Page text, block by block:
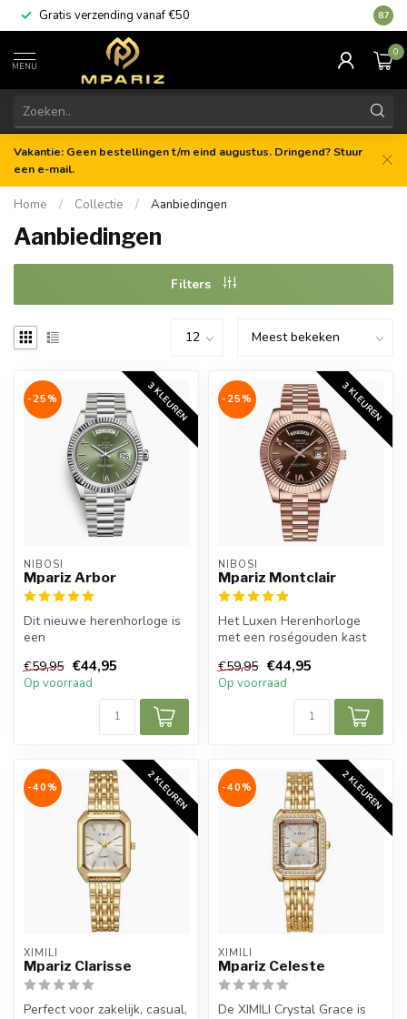
Gratis verzending vanaf €50 8.7
MENU
0
Vakantie: Geen bestellingen t/m eind augustus. Dringend? Stuur
een e-mail.
Home / Collectie / Aanbiedingen
Aanbiedingen
Filters
3 KLEUREN
-25%
NIBOSI
Mpariz Arbor
Dit nieuwe herenhorloge is
een
herenho...
€59,95 €44,95
Op voorraad
3 KLEUREN
-25%
NIBOSI
Mpariz Montclair
Het Luxen Herenhorloge
met een roségouden kast
wijzerplaa...
€59,95 €44,95
Op voorraad
2 KLEUREN
-40%
XIMILI
Mpariz Clarisse
Perfect voor zakelijk, casual,
2 KLEUREN
-40%
XIMILI
Mpariz Celeste
De XIMILI Crystal Grace is